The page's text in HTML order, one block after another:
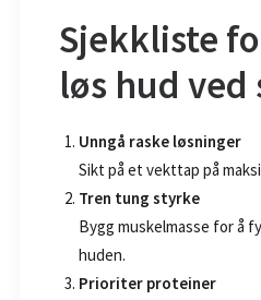
Sjekkliste
løs hud
Unngå raske løsninger
Sikt på et vekttap på
Tren tung styrke
Bygg muskelmasse for å
huden.
Prioriter proteiner